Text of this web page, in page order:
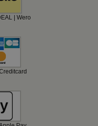
| Wero